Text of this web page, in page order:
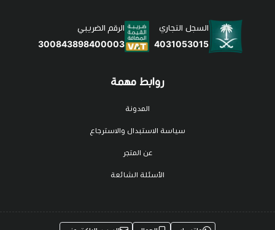
روابط مهمة
المدونة
سياسة الاستبدال والاسترجاع
عن المتجر
الأسئلة الشائعة
السجل التجاري
4031053015
الرقم الضريبي
300843898400003